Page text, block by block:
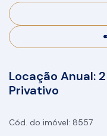
Locação Anual:
Privativo
8557